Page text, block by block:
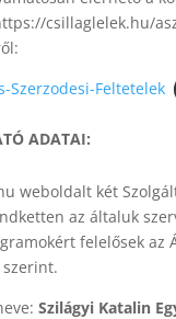
csillaglelek.hu/
Szerzodesi-Feltetelek
ADATAI:
weboldalt két
az általuk
felelősek az
Szilágyi Katalin